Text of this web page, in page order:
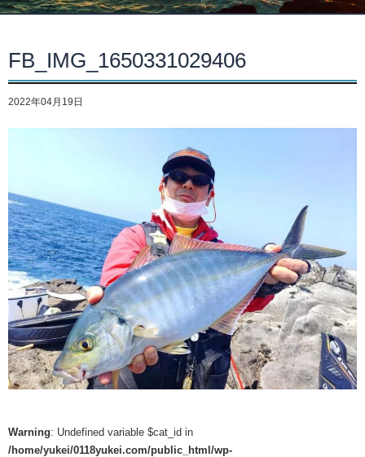
FB_IMG_1650331029406
2022年04月19日
Warning: Undefined variable $cat_id in
/home/yukei/0118yukei.com/public_html/wp-